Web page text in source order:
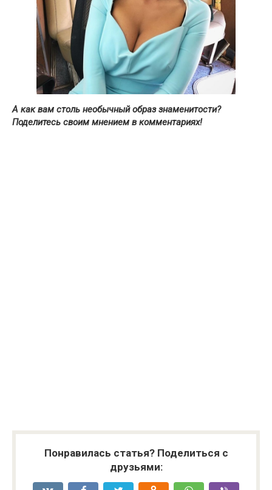
А как вам столь необычный образ знаменитости?
Поделитесь своим мнением в комментариях!
Понравилась статья? Поделиться с
друзьями: